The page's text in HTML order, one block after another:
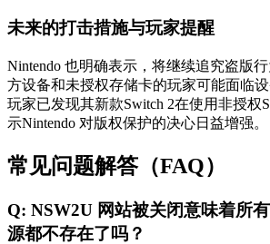
未来的打击措施与玩家提醒
Nintendo 也明确表示，将继续追究盗版
方设备和未授权存储卡的玩家可能面临
玩家已发现其新款Switch 2在使用非授权
示Nintendo 对版权保护的决心日益增强。
常见问题解答（FAQ）
Q: NSW2U 网站被关闭意味着所
源都不存在了吗？